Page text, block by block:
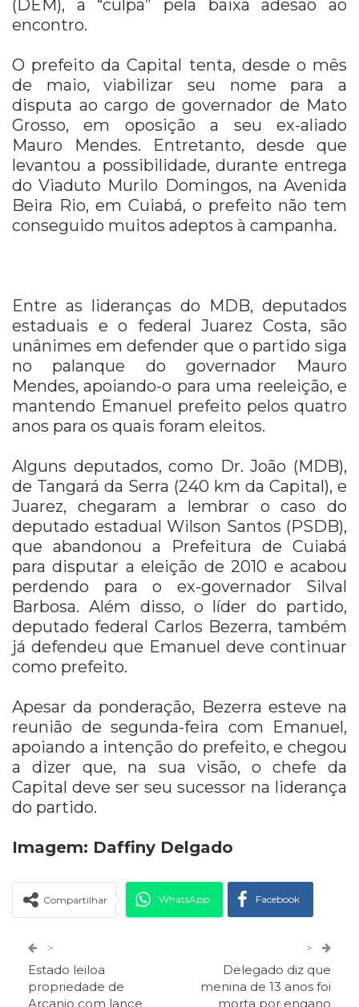
(DEM), a “culpa” pela baixa adesão ao
encontro.
O prefeito da Capital tenta, desde o mês
de maio, viabilizar seu nome para a
disputa ao cargo de governador de Mato
Grosso, em oposição a seu ex-aliado
Mauro Mendes. Entretanto, desde que
levantou a possibilidade, durante entrega
do Viaduto Murilo Domingos, na Avenida
Beira Rio, em Cuiabá, o prefeito não tem
conseguido muitos adeptos à campanha.
Entre as lideranças do MDB, deputados
estaduais e o federal Juarez Costa, são
unânimes em defender que o partido siga
no palanque do governador Mauro
Mendes, apoiando-o para uma reeleição, e
mantendo Emanuel prefeito pelos quatro
anos para os quais foram eleitos.
Alguns deputados, como Dr. João (MDB),
de Tangará da Serra (240 km da Capital), e
Juarez, chegaram a lembrar o caso do
deputado estadual Wilson Santos (PSDB),
que abandonou a Prefeitura de Cuiabá
para disputar a eleição de 2010 e acabou
perdendo para o ex-governador Silval
Barbosa. Além disso, o líder do partido,
deputado federal Carlos Bezerra, também
já defendeu que Emanuel deve continuar
como prefeito.
Apesar da ponderação, Bezerra esteve na
reunião de segunda-feira com Emanuel,
apoiando a intenção do prefeito, e chegou
a dizer que, na sua visão, o chefe da
Capital deve ser seu sucessor na liderança
do partido.
Imagem: Daffiny Delgado
Compartilhar WhatsApp Facebook
ReddIt Telegram
>
Estado leiloa
propriedade de
Arcanjo com lance
>
Delegado diz que
menina de 13 anos foi
morta por engano